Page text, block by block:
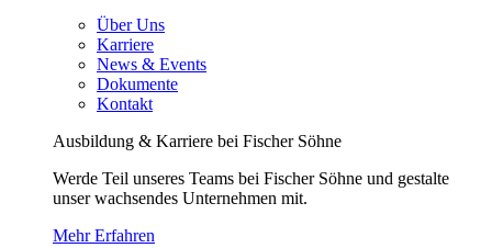
Über Uns
Karriere
News & Events
Dokumente
Kontakt
Ausbildung & Karriere bei Fischer Söhne
Werde Teil unseres Teams bei Fischer Söhne und gestalte
unser wachsendes Unternehmen mit.
Mehr Erfahren